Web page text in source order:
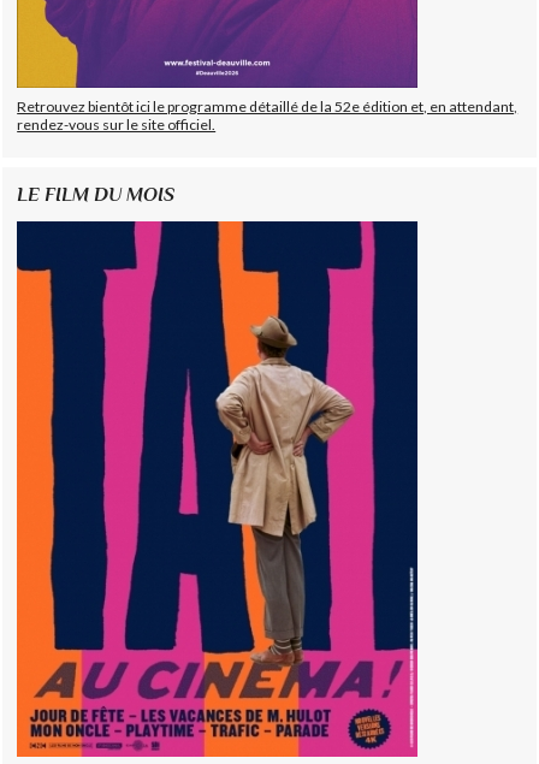
Retrouvez bientôt ici le programme détaillé de la 52e édition et, en attendant,
rendez-vous sur le site officiel.
LE FILM DU MOIS